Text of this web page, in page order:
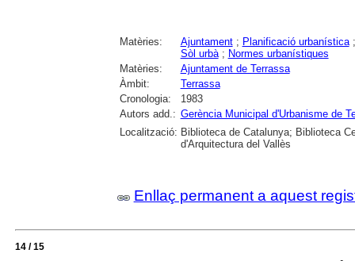
Matèries: Ajuntament; Planificació urbanística
Sòl urbà; Normes urbanístiques
Matèries:
Ajuntament de Terrassa
Àmbit:
Terrassa
Cronologia:
1983
Autors add.: Gerència Municipal d'Urbanisme de
Localització: Biblioteca de Catalunya; Biblioteca
d'Arquitectura del Vallès
Enllaç permanent a aquest
14 / 15